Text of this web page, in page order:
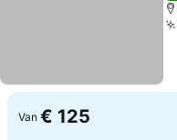
Van € 125